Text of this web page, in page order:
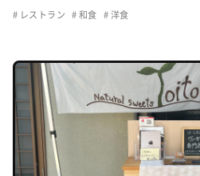
レストラン 和食 洋食